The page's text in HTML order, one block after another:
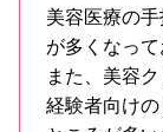
美容医療の
が多くなって
また、美容
経験者向け